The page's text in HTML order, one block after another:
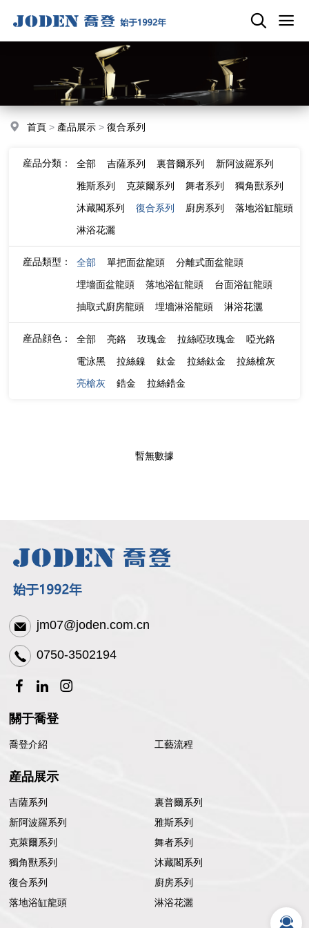
首頁 > 產品展示 >復合系列
産品分類： 全部 吉薩系列 裏普爾系列
新阿波羅系列
雅斯系列
克萊爾系列 舞者系列
獨角獸系列
沐藏閣系列
復合系列 廚房系列
落地浴缸龍頭
淋浴花灑
産品類型： 全部 單把面盆龍頭
分離式面盆龍頭
埋墻面盆龍頭
落地浴缸龍頭
台面浴缸龍頭
抽取式廚房龍頭
埋墻淋浴龍頭 淋浴花灑
産品顔色： 全部 亮鉻 玫瑰金 拉絲啞玫瑰金
啞光鉻
電泳黑
拉絲鎳 鈦金 拉絲鈦金
拉絲槍灰
亮槍灰
鋯金 拉絲鋯金
暫無數據
jm07@joden.com.cn
0750-3502194
關于喬登
喬登介紹 工藝流程
産品展示
吉薩系列
裏普爾系列
新阿波羅系列
雅斯系列
克萊爾系列
舞者系列
獨角獸系列
沐藏閣系列
復合系列
廚房系列
落地浴缸龍頭
淋浴花灑